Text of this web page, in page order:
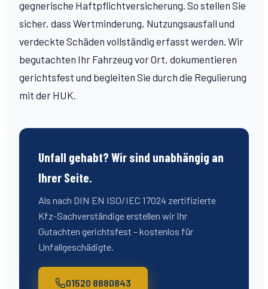
gegnerische Haftpflichtversicherung. So stellen Sie
sicher, dass Wertminderung, Nutzungsausfall und
verdeckte Schäden vollständig erfasst werden. Wir
begutachten Ihr Fahrzeug vor Ort, dokumentieren
gerichtsfest und begleiten Sie durch die Regulierung
mit der HUK.
Unfall gehabt? Wir sind unabhängig an
Ihrer Seite.
Als nach DIN EN ISO/IEC 17024 zertifizierte
Kfz-Sachverständige erstellen wir Ihr
Gutachten gerichtsfest – kostenlos für
Unfallgeschädigte.
01520 8880843